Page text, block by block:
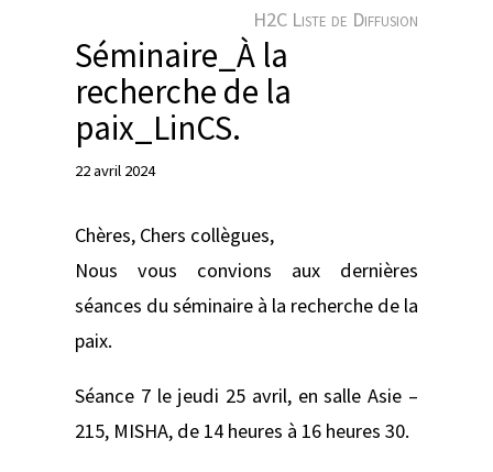
r
H2C Liste de Diffusion
Séminaire_À la
recherche de la
paix_LinCS.
22 avril 2024
Chères, Chers collègues,
Nous vous convions aux dernières
séances du séminaire à la recherche de la
paix.
Séance 7 le jeudi 25 avril, en salle Asie –
215, MISHA, de 14 heures à 16 heures 30.